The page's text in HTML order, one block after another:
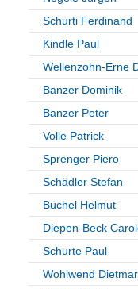
Schurti Ferdinand
Kindle Paul
Wellenzohn-Erne
Banzer Dominik
Banzer Peter
Volle Patrick
Sprenger Piero
Schädler Stefan
Büchel Helmut
Diepen-Beck
Schurte Paul
Wohlwend Dietmar